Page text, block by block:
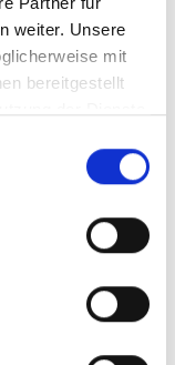
weiter. Unsere
mit
bereitgestellt
AUF KARTE